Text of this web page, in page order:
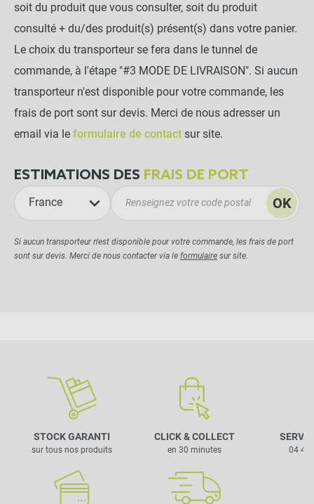
soit du produit que vous consulter, soit du produit
consulté + du/des produit(s) présent(s) dans votre panier.
Le choix du transporteur se fera dans le tunnel de
commande, à l'étape "#3 MODE DE LIVRAISON". Si aucun
transporteur n'est disponible pour votre commande, les
frais de port sont sur devis. Merci de nous adresser un
email via le formulaire de contact sur site.
ESTIMATIONS DES FRAIS DE PORT
France OK
Si aucun transporteur n'est disponible pour votre commande, les frais de port
sont sur devis. Merci de nous contacter via le formulaire sur site.
STOCK GARANTI
sur tous nos produits
CLICK & COLLECT
en 30 minutes 04 42